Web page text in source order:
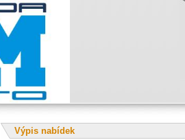
Výpis nabídek